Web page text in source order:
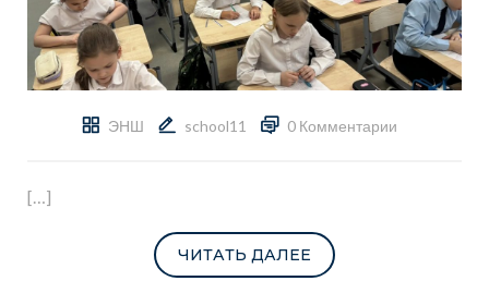
ЭНШ school11 0 Комментарии
[…]
ЧИТАТЬ ДАЛЕЕ